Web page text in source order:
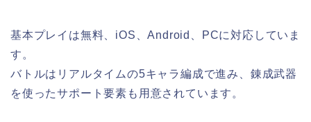
基本プレイは無料、iOS、Android、PCに対応していま
す。
バトルはリアルタイムの5キャラ編成で進み、錬成武器
を使ったサポート要素も用意されています。